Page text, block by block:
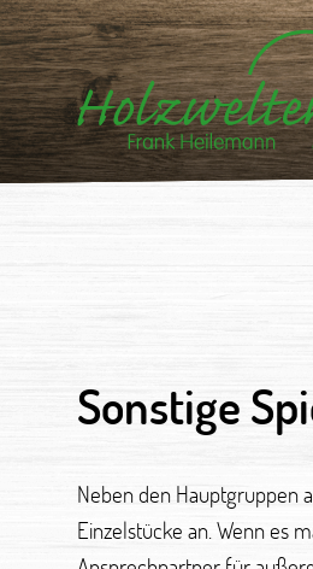
Sonstige
Neben den Hauptgruppen
Einzelstücke an. Wenn es
Wünschen. Wir bieten auch
in unterschiedlichsten